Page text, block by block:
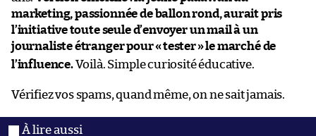
marketing, passionnée de ballon rond, aurait pris
l’initiative toute seule d’envoyer un mail à un
journaliste étranger pour «tester» le marché de
l’influence.Voilà. Simple curiosité éducative.
Vérifiez vos spams, quand même, on ne sait jamais.